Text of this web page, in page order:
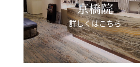
京橋院
詳しくはこちら